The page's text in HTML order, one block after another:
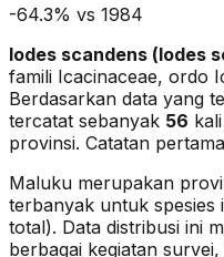
-64.3% vs 1984
Iodes scandens (Iodes
famili Icacinaceae, ordo
Berdasarkan data yang
tercatat sebanyak 56
provinsi. Catatan
Maluku merupakan
terbanyak untuk spesies
total). Data distribusi ini
berbagai kegiatan